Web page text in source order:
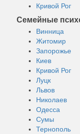
Кривой Рог
Семейные
Винница
Житомир
Запорожье
Киев
Кривой Рог
Луцк
Львов
Николаев
Одесса
Сумы
Тернополь